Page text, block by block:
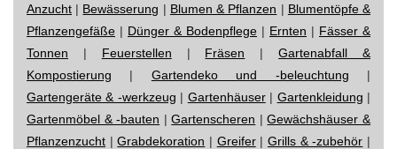
Anzucht | Bewässerung | Blumen & Pflanzen | Blumentöpfe &
Pflanzengefäße | Dünger & Bodenpflege | Ernten | Fässer &
Tonnen | Feuerstellen | Fräsen |Gartenabfall &
Kompostierung | Gartendeko und -beleuchtung |
Gartengeräte & -werkzeug | Gartenhäuser| Gartenkleidung |
Gartenmöbel & -bauten |Gartenscheren |Gewächshäuser &
Pflanzenzucht |Grabdekoration | Greifer|Grills & -zubehör |